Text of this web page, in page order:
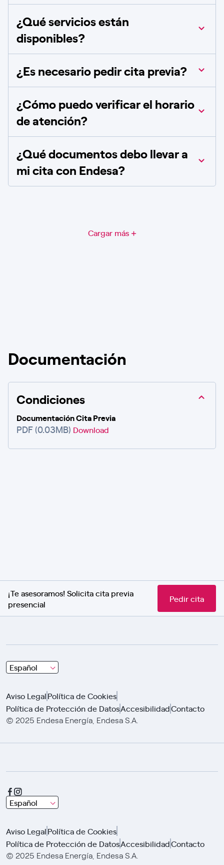
¿Qué servicios están
disponibles?
¿Es necesario pedir cita previa?
¿Cómo puedo verificar el horario
de atención?
¿Qué documentos debo llevar a
mi cita con Endesa?
Cargar más
Documentación
Condiciones
Documentación Cita Previa
PDF (0.03MB) Download
¡Te asesoramos! Solicita cita previa
presencial
Pedir cita
Español
Choose
and
using
arrows
Aviso LegalPolítica de Cookies
Política de Protección de DatosAccesibilidadContacto
© 2025 Endesa Energía, Endesa S.A.
Español
Choose
and
using
arrows
Aviso LegalPolítica de Cookies
Política de Protección de DatosAccesibilidadContacto
© 2025 Endesa Energía, Endesa S.A.